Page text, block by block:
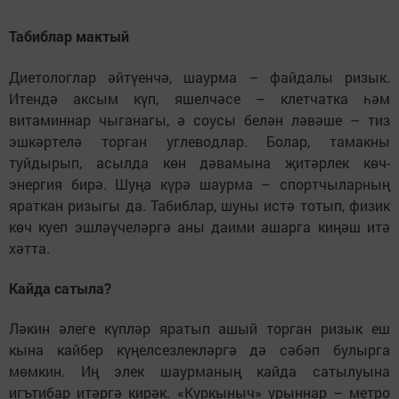
Табиблар мактый
Диетологлар әйтүенчә, шаурма – файдалы ризык.
Итендә аксым күп, яшелчәсе – клетчатка һәм
витаминнар чыганагы, ә соусы белән ләвәше – тиз
эшкәртелә торган углеводлар. Болар, тамакны
туйдырып, асылда көн дәвамына җитәрлек көч-
энергия бирә. Шуңа күрә шаурма – спортчыларның
яраткан ризыгы да. Табиблар, шуны истә тотып, физик
көч куеп эшләүчеләргә аны даими ашарга киңәш итә
хәтта.
Кайда сатыла?
Ләкин әлеге күпләр яратып ашый торган ризык еш
кына кайбер күңелсезлекләргә дә сәбәп булырга
мөмкин. Иң элек шаурманың кайда сатылуына
игътибар итәргә кирәк. «Куркыныч» урыннар – метро